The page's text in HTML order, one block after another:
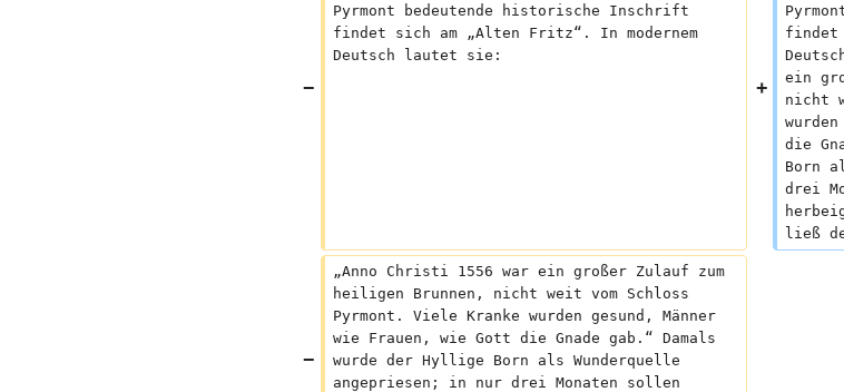
u
n
t
Pyrmont bedeutende historische Inschrift
findet sich am „Alten Fritz“. In modernem
Deutsch lautet sie:
findet
ein
nicht
die
Born
drei
ließ
„Anno Christi 1556 war ein großer Zulauf zum
heiligen Brunnen, nicht weit vom Schloss
Pyrmont. Viele Kranke wurden gesund, Männer
wie Frauen, wie Gott die Gnade gab.“ Damals
wurde der Hyllige Born als Wunderquelle
angepriesen; in nur drei Monaten sollen